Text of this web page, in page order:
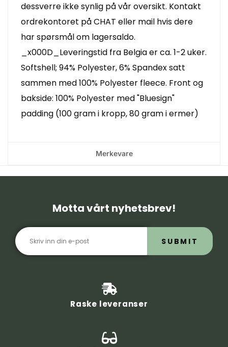
dessverre ikke synlig på vår oversikt. Kontakt
ordrekontoret på CHAT eller mail hvis dere
har spørsmål om lagersaldo.
_x000D_Leveringstid fra Belgia er ca. 1-2 uker.
Softshell; 94% Polyester, 6% Spandex satt
sammen med 100% Polyester fleece. Front og
bakside: 100% Polyester med "Bluesign"
padding (100 gram i kropp, 80 gram i ermer)
Merkevare
Motta vårt nyhetsbrev!
SUBMIT
Raske leveranser